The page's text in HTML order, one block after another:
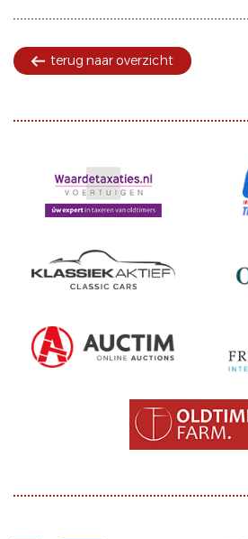
terug naar overzicht